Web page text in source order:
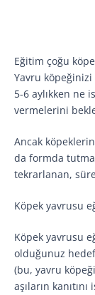
Eğitim çoğu
Yavru
5-6 aylıkken ne
vermelerini
Ancak
da formda
tekrarlanan,
Köpek yavrusu
Köpek yavrusu
olduğunuz
(bu, yavru
aşıların